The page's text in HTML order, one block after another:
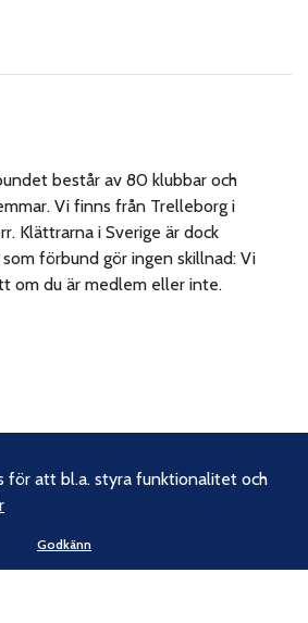
består av 80 klubbar och
Vi finns från Trelleborg i
Klättrarna i Sverige är dock
förbund gör ingen skillnad: Vi
om du är medlem eller inte.
för att bl.a. styra funktionalitet och
Godkänn